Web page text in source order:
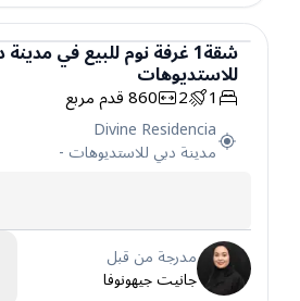
شقة
شقة1غرفة نومللبيعفيمدينة
للاستديوهات
1
2
860قدم مربع
Divine Residencia
مدينة دبي للاستديوهات -
مدرجة من قبل
جانيت جيهونوفا